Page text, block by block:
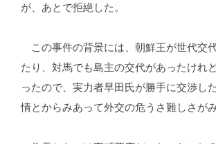
が、あとで拒絶した。
この事件の背景には、朝鮮王が世代交
たり、対馬でも島主の交代があったけれ
ったので、実力者早田氏が勝手に交渉し
情とからみあって外交の危うさ難しさがみ